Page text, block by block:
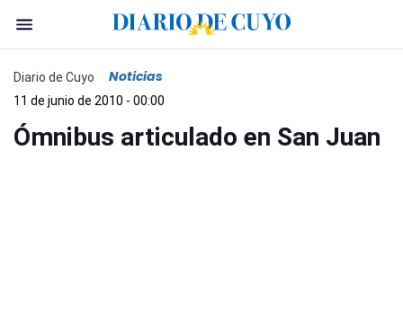
Diario de Cuyo Noticias
11 de junio de 2010 - 00:00
Ómnibus articulado en San Juan